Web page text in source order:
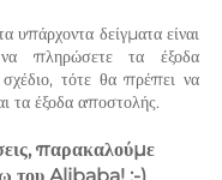
υπάρχοντα δείγματα είναι
πληρώσετε τα έξοδα
τότε θα πρέπει να
τα έξοδα αποστολής.
παρακαλούμε